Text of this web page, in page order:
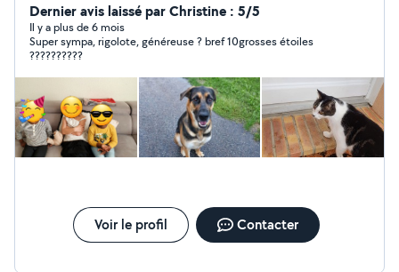
personnes handicapées). Pour vos soins de nursing ,
aide aux repas , aide à la marche , entretien ,
promenade , accompagnement aux rdv , courses ,
garde de nuit etc pour permettre votre maintien à
domicile dans les meilleurs conditions et avec la prise en
charge là mieux adaptée. Pour des visites pendant une
hospitalisation , du babysitting....( j'ai élevé mes enfants
seule) Payement en Cesu.
Dernier avis laissé par Christine : 5/5
Il y a plus de 6 mois
Super sympa, rigolote, généreuse ? bref 10grosses étoiles
??????????
Voir le profil Contacter